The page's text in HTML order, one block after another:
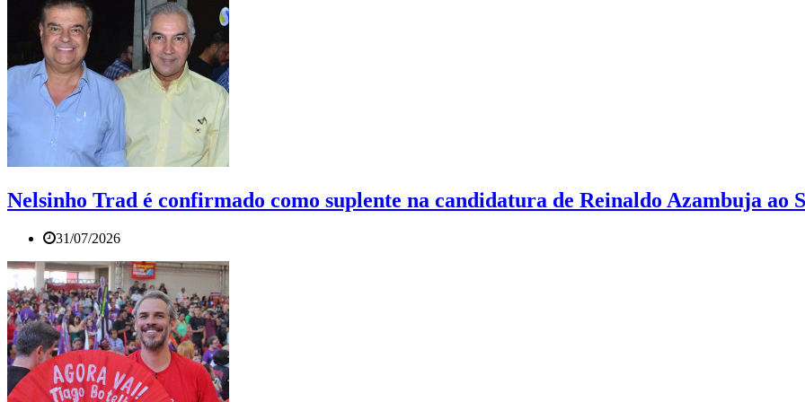
Nelsinho Trad é confirmado como suplente na candidatura de Reinaldo Azambuja ao
31/07/2026